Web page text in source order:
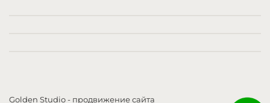
Golden Studio - продвижение сайта